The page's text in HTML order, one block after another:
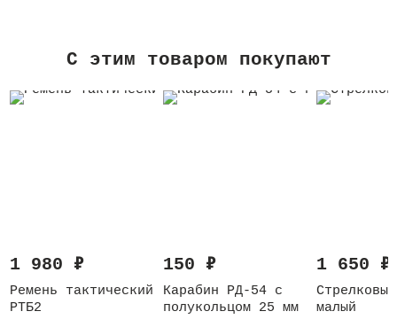
C этим товаром покупают
1 980 ₽
Ремень тактический
РТБ2
150 ₽
Карабин РД-54 с
полукольцом 25 мм
1 650 ₽
малый